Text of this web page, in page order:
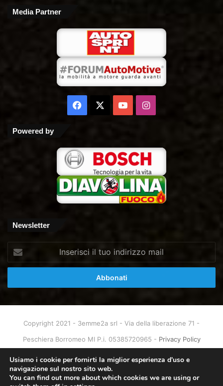
Media Partner
Facebook
You Instagram
Powered by
Newsletter
tuo
mail
Copyright 2021 - 3emme2a srl - Via della liberazione 71 -
Peschiera Borromeo MI P.i. 05385720965 - Privacy Policy
Facebook
X You Instagram
Usiamo i cookie per fornirti la miglior esperienza d'uso e
navigazione sul nostro sito web.
You can find out more about which cookies we are using or